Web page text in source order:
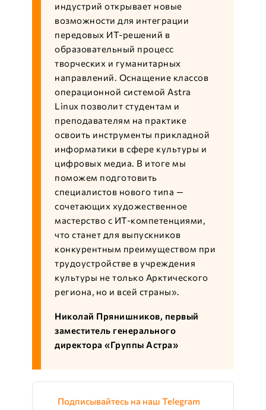
индустрий открывает новые
возможности для интеграции
передовых ИТ-решений в
образовательный процесс
творческих и гуманитарных
направлений. Оснащение классов
операционной системой Astra
Linux позволит студентам и
преподавателям на практике
освоить инструменты прикладной
информатики в сфере культуры и
цифровых медиа. В итоге мы
поможем подготовить
специалистов нового типа —
сочетающих художественное
мастерство с ИТ-компетенциями,
что станет для выпускников
конкурентным преимуществом при
трудоустройстве в учреждения
культуры не только Арктического
региона, но и всей страны».
Николай Прянишников, первый
заместитель генерального
директора «Группы Астра»
Подписывайтесь на наш Telegram